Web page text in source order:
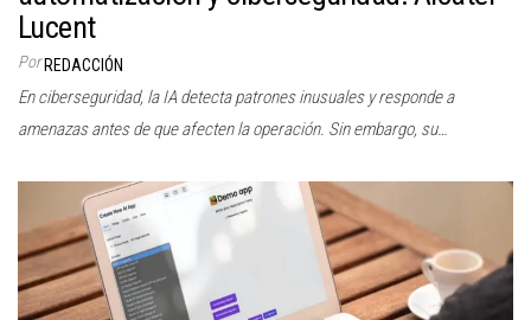
Lucent
Por REDACCIÓN
En ciberseguridad, la IA detecta patrones inusuales y responde a
amenazas antes de que afecten la operación. Sin embargo, su…